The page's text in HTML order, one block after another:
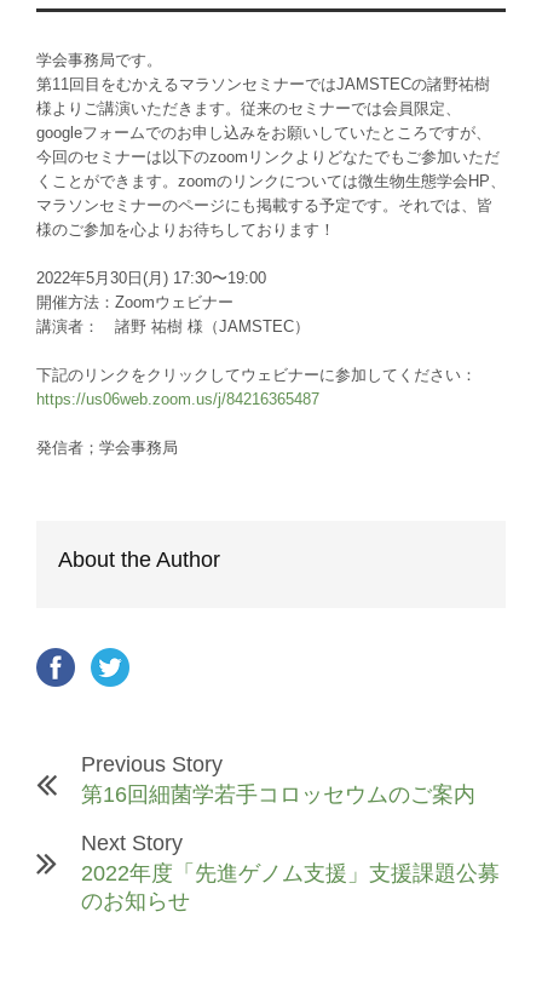
学会事務局です。
第11回目をむかえるマラソンセミナーではJAMSTECの諸野祐樹
様よりご講演いただきます。従来のセミナーでは会員限定、
googleフォームでのお申し込みをお願いしていたところですが、
今回のセミナーは以下のzoomリンクよりどなたでもご参加いただ
くことができます。zoomのリンクについては微生物生態学会HP、
マラソンセミナーのページにも掲載する予定です。それでは、皆
様のご参加を心よりお待ちしております！
2022年5月30日(月) 17:30〜19:00
開催方法：Zoomウェビナー
講演者： 諸野 祐樹 様（JAMSTEC）
下記のリンクをクリックしてウェビナーに参加してください：
https://us06web.zoom.us/j/84216365487
発信者；学会事務局
About the Author
Previous Story
第16回細菌学若手コロッセウムのご案内
Next Story
2022年度「先進ゲノム支援」支援課題公募
のお知らせ